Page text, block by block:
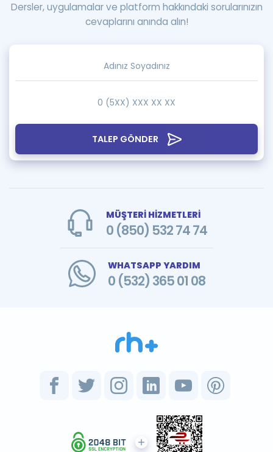
TALEP GÖNDER
Dersler, uygulamalar ve platform hakkındaki sorularınızın
cevaplarını anında alın!
MÜŞTERİ HİZMETLERİ
0 (850) 532 74 74
WHATSAPP YARDIM
0 (532) 365 01 08